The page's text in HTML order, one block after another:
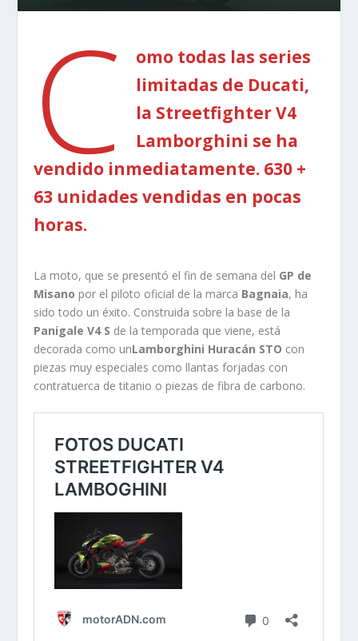
C
omo todas las series
limitadas de Ducati,
la Streetfighter V4
Lamborghini se ha
vendido inmediatamente. 630 +
63 unidades vendidas en pocas
horas.
La moto, que se presentó el fin de semana del GP de
Misano por el piloto oficial de la marca Bagnaia, ha
sido todo un éxito. Construida sobre la base de la
Panigale V4 S de la temporada que viene, está
decorada como unLamborghini Huracán STO con
piezas muy especiales como llantas forjadas con
contratuerca de titanio o piezas de fibra de carbono.